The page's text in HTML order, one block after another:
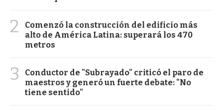
2
Comenzó la construcción del edificio más
alto de América Latina: superará los 470
metros
3
Conductor de "Subrayado" criticó el paro de
maestros y generó un fuerte debate: "No
tiene sentido"